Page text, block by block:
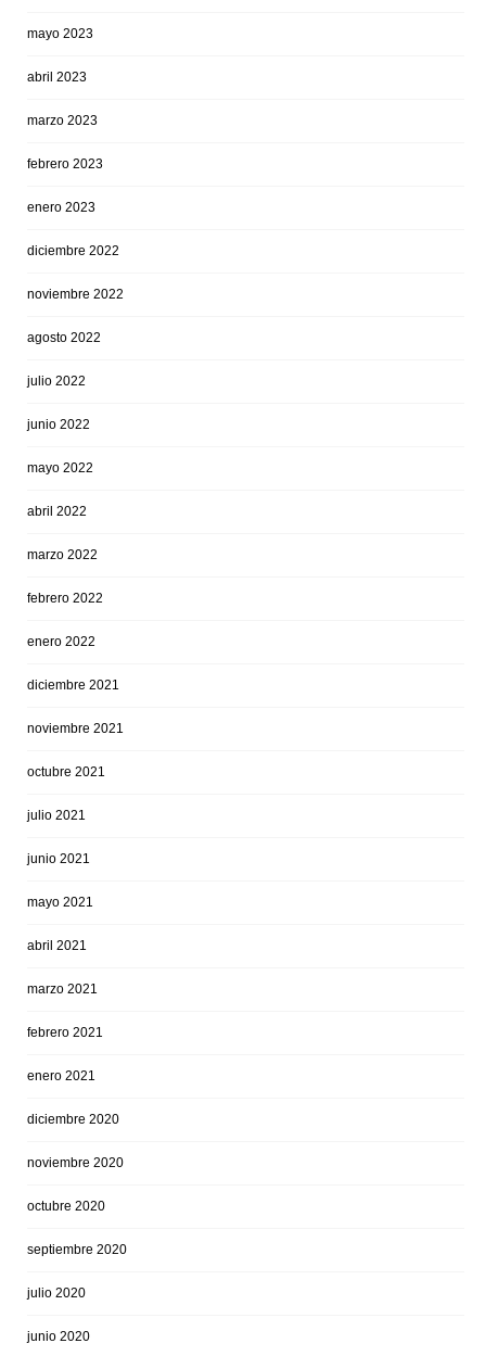
mayo 2023
abril 2023
marzo 2023
febrero 2023
enero 2023
diciembre 2022
noviembre 2022
agosto 2022
julio 2022
junio 2022
mayo 2022
abril 2022
marzo 2022
febrero 2022
enero 2022
diciembre 2021
noviembre 2021
octubre 2021
julio 2021
junio 2021
mayo 2021
abril 2021
marzo 2021
febrero 2021
enero 2021
diciembre 2020
noviembre 2020
octubre 2020
septiembre 2020
julio 2020
junio 2020